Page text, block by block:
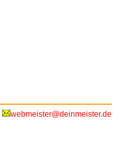
webmeister@deinmeister.de